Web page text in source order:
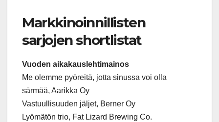
Markkinoinnillisten
sarjojen shortlistat
Vuoden aikakauslehtimainos
Me olemme pyöreitä, jotta sinussa voi olla
särmää, Aarikka Oy
Vastuullisuuden jäljet, Berner Oy
Lyömätön trio, Fat Lizard Brewing Co.